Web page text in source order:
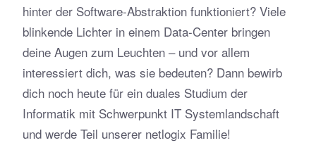
hinter der Software-Abstraktion funktioniert? Viele
blinkende Lichter in einem Data-Center bringen
deine Augen zum Leuchten – und vor allem
interessiert dich, was sie bedeuten? Dann bewirb
dich noch heute für ein duales Studium der
Informatik mit Schwerpunkt IT Systemlandschaft
und werde Teil unserer netlogix Familie!